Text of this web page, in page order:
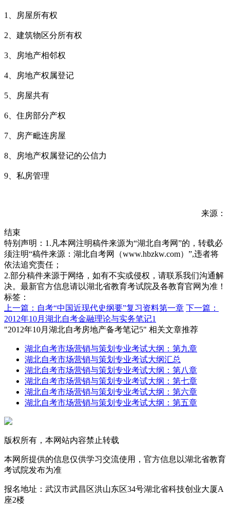
1、房屋所有权
2、建筑物区分所有权
3、房地产相邻权
4、房地产权属登记
5、房屋共有
6、住房部分产权
7、房产毗连房屋
8、房地产权属登记的公信力
9、私房管理
来源：
结束
特别声明：1.凡本网注明稿件来源为“湖北自考网”的，转载必
须注明“稿件来源：湖北自考网（www.hbzkw.com）”,违者将
依法追究责任；
2.部分稿件来源于网络，如有不实或侵权，请联系我们沟通解
决。最新官方信息请以湖北省教育考试院及各教育官网为准！
标签：
上一篇：自考“中国近现代史纲要”复习资料第一章 下一篇：
2012年10月湖北自考金融理论与实务笔记1
"2012年10月湖北自考房地产备考笔记5" 相关文章推荐
湖北自考市场营销与策划专业考试大纲：第九章
湖北自考市场营销与策划专业考试大纲汇总
湖北自考市场营销与策划专业考试大纲：第八章
湖北自考市场营销与策划专业考试大纲：第七章
湖北自考市场营销与策划专业考试大纲：第六章
湖北自考市场营销与策划专业考试大纲：第五章
版权所有，本网站内容禁止转载
本网所提供的信息仅供学习交流使用，官方信息以湖北省教育
考试院发布为准
报名地址：武汉市武昌区洪山东区34号湖北省科技创业大厦A
座2楼